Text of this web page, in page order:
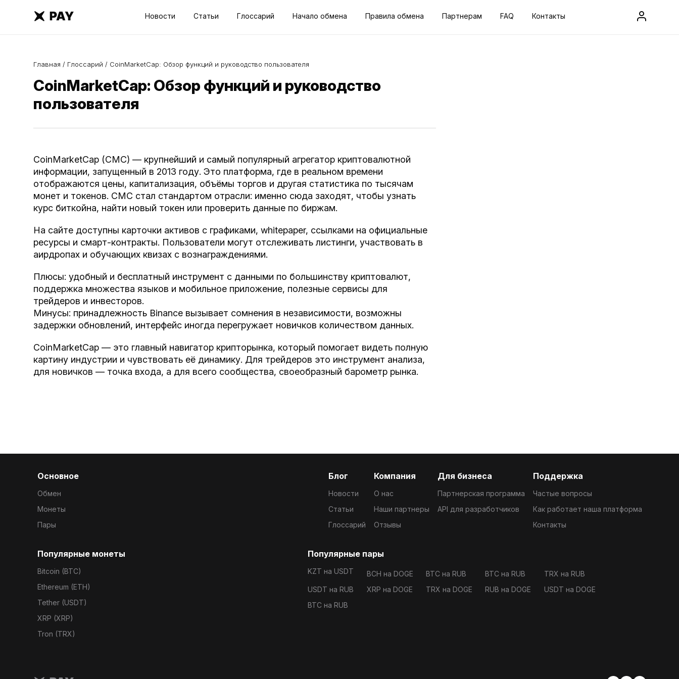
Новости Статьи Глоссарий Начало обмена Правила обмена Партнерам FAQ Контакты
Главная / Глоссарий / CoinMarketCap: Обзор функций и руководство пользователя
CoinMarketCap: Обзор функций и руководство
пользователя
CoinMarketCap (CMC) — крупнейший и самый популярный агрегатор криптовалютной
информации, запущенный в 2013 году. Это платформа, где в реальном времени
отображаются цены, капитализация, объёмы торгов и другая статистика по тысячам
монет и токенов. CMC стал стандартом отрасли: именно сюда заходят, чтобы узнать
курс биткойна, найти новый токен или проверить данные по биржам.
На сайте доступны карточки активов с графиками, whitepaper, ссылками на официальные
ресурсы и смарт-контракты. Пользователи могут отслеживать листинги, участвовать в
аирдропах и обучающих квизах с вознаграждениями.
Плюсы: удобный и бесплатный инструмент с данными по большинству криптовалют,
поддержка множества языков и мобильное приложение, полезные сервисы для
трейдеров и инвесторов.
Минусы: принадлежность Binance вызывает сомнения в независимости, возможны
задержки обновлений, интерфейс иногда перегружает новичков количеством данных.
CoinMarketCap — это главный навигатор крипторынка, который помогает видеть полную
картину индустрии и чувствовать её динамику. Для трейдеров это инструмент анализа,
для новичков — точка входа, а для всего сообщества, своеобразный барометр рынка.
Основное
Обмен
Монеты
Пары
Блог
Новости
Статьи
Глоссарий
Компания
О нас
Наши партнеры
Отзывы
Для бизнеса
Партнерская программа
API для разработчиков
Поддержка
Частые вопросы
Как работает наша платформа
Контакты
Популярные монеты
Bitcoin (BTC)
Ethereum (ETH)
Tether (USDT)
XRP (XRP)
Tron (TRX)
Популярные пары
KZT на USDT BCH на DOGE BTC на RUB BTC на RUB
TRX на RUB
USDT на RUB
XRP на DOGE TRX на DOGE RUB на DOGE
USDT на DOGE
BTC на RUB